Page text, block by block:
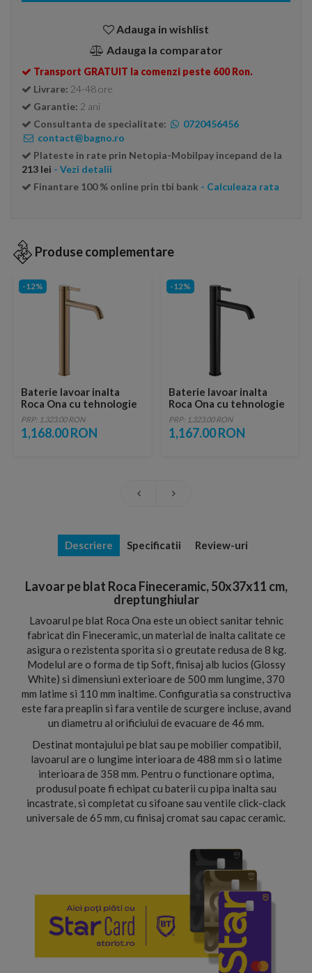
Adauga in wishlist
Adauga la comparator
Transport GRATUIT la comenzi peste 600 Ron.
Livrare: 24-48 ore
Garantie: 2 ani
Consultanta de specialitate:
0720456456
contact@bagno.ro
Plateste in rate prin Netopia-Mobilpay incepand de la
213 lei - Vezi detalii
Finantare 100 % online prin tbi bank - Calculeaza rata
Produse complementare
-12%
Baterie lavoar inalta
Roca Ona cu tehnologie
Cold Start si ventil click-
clack rose-gold lucios
PRP: 1,323.00 RON
1,168.00 RON
-12%
Baterie lavoar inalta
Roca Ona cu tehnologie
Cold Start si ventil click-
clack negru lucios
PRP: 1,323.00 RON
1,167.00 RON
Descriere Specificatii Review-uri
Lavoar pe blat Roca Fineceramic, 50x37x11 cm,
dreptunghiular
Lavoarul pe blat Roca Ona este un obiect sanitar tehnic
fabricat din Fineceramic, un material de inalta calitate ce
asigura o rezistenta sporita si o greutate redusa de 8 kg.
Modelul are o forma de tip Soft, finisaj alb lucios (Glossy
White) si dimensiuni exterioare de 500 mm lungime, 370
mm latime si 110 mm inaltime. Configuratia sa constructiva
este fara preaplin si fara ventile de scurgere incluse, avand
un diametru al orificiului de evacuare de 46 mm.
Destinat montajului pe blat sau pe mobilier compatibil,
lavoarul are o lungime interioara de 488 mm si o latime
interioara de 358 mm. Pentru o functionare optima,
produsul poate fi echipat cu baterii cu pipa inalta sau
incastrate, si completat cu sifoane sau ventile click-clack
universale de 65 mm, cu finisaj cromat sau capac ceramic.